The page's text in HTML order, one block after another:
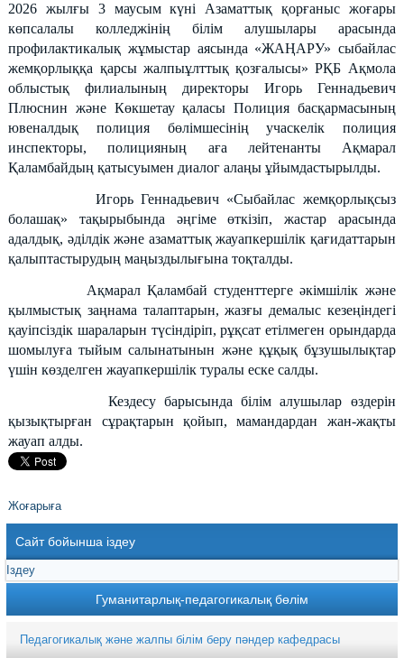
2026 жылғы 3 маусымкүні
Азаматтық қорғаныс жоғары
көпсалалыколледжінің білім алушыларыарасында
профилактикалық жұмыстар аясында «ЖАҢАРУ» сыбайлас
жемқорлыққа қарсы жалпыұлттық қозғалысы» РҚБ Ақмола
облыстық филиалының директоры Игорь Геннадьевич
Плюснин және Көкшетау қаласы Полиция басқармасының
ювеналдық полиция бөлімшесінің учаскелік полиция
инспекторы, полицияның аға лейтенанты Ақмарал
Қаламбайдың қатысуымен диалог алаңы ұйымдастырылды.
Игорь Геннадьевич «Сыбайлас жемқорлықсыз
болашақ» тақырыбында әңгіме өткізіп, жастар арасында
адалдық, әділдік және азаматтық жауапкершілік қағидаттарын
қалыптастырудың маңыздылығына тоқталды.
Ақмарал Қаламбай студенттерге әкімшілік және
қылмыстық заңнама талаптарын, жазғы демалыс кезеңіндегі
қауіпсіздік шараларын түсіндіріп, рұқсат етілмеген орындарда
шомылуға тыйым салынатынын және құқық бұзушылықтар
үшін көзделген жауапкершілік туралы еске салды.
Кездесу барысындабілім алушылар өздерін
қызықтырған сұрақтарын қойып, мамандардан жан-жақты
жауап алды.
Жоғарыға
Сайт бойынша іздеу
Гуманитарлық-педагогикалық бөлім
Педагогикалық және жалпы білім беру пәндер кафедрасы